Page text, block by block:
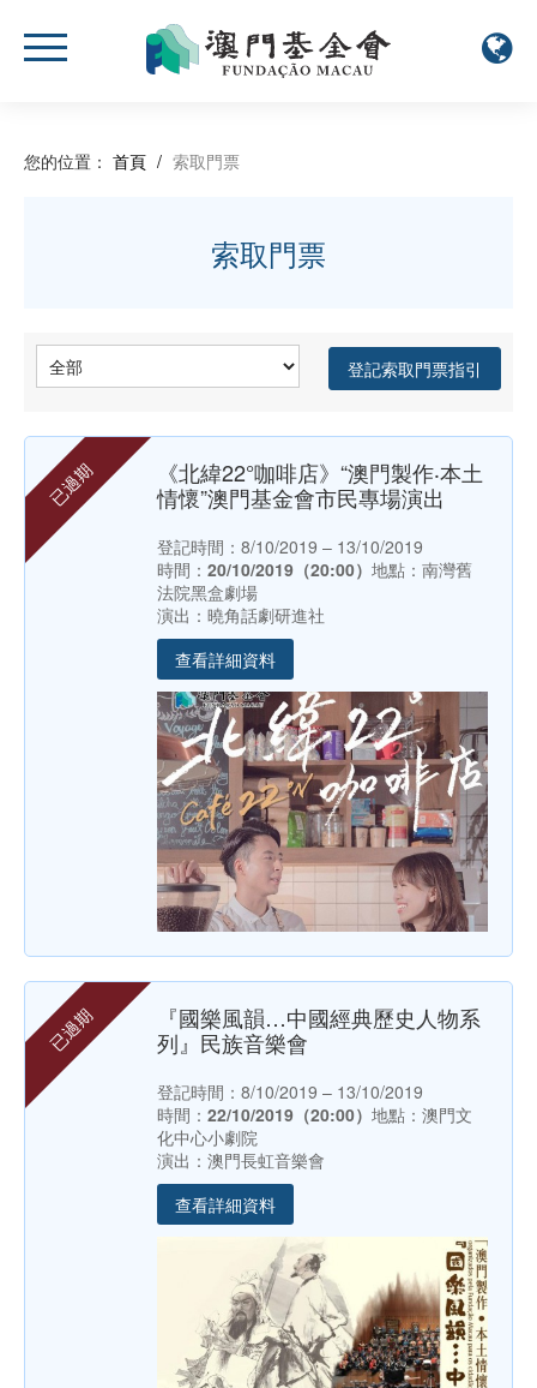
您的位置： 首頁 / 索取門票
索取門票
登記索取門票指引
已過期
《北緯22°咖啡店》“澳門製作‧本土
情懷”澳門基金會市民專場演出
登記時間：8/10/2019 – 13/10/2019
時間： 20/10/2019（20:00） 地點：南灣舊
法院黑盒劇場
演出：曉角話劇研進社
查看詳細資料
已過期
『國樂風韻…中國經典歷史人物系
列』民族音樂會
登記時間：8/10/2019 – 13/10/2019
時間： 22/10/2019（20:00） 地點：澳門文
化中心小劇院
演出：澳門長虹音樂會
查看詳細資料